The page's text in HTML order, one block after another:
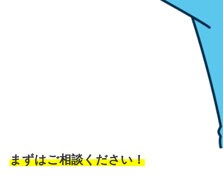
まずはご相談ください！